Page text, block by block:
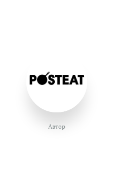
Автор